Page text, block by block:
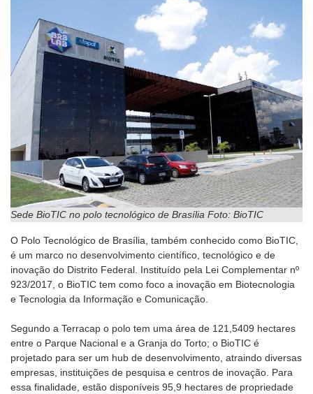
Sede BioTIC no polo tecnológico de Brasília Foto: BioTIC
O Polo Tecnológico de Brasília, também conhecido como BioTIC,
é um marco no desenvolvimento científico, tecnológico e de
inovação do Distrito Federal. Instituído pela Lei Complementar nº
923/2017, o BioTIC tem como foco a inovação em Biotecnologia
e Tecnologia da Informação e Comunicação.
Segundo a Terracap o polo tem uma área de 121,5409 hectares
entre o Parque Nacional e a Granja do Torto; o BioTIC é
projetado para ser um hub de desenvolvimento, atraindo diversas
empresas, instituições de pesquisa e centros de inovação. Para
essa finalidade, estão disponíveis 95,9 hectares de propriedade